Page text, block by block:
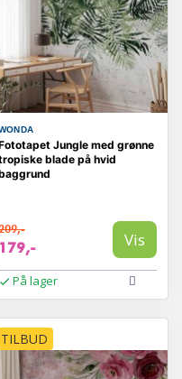
Jungle med grønne
blade på hvid
179,- Vis
På lager
TILBUD